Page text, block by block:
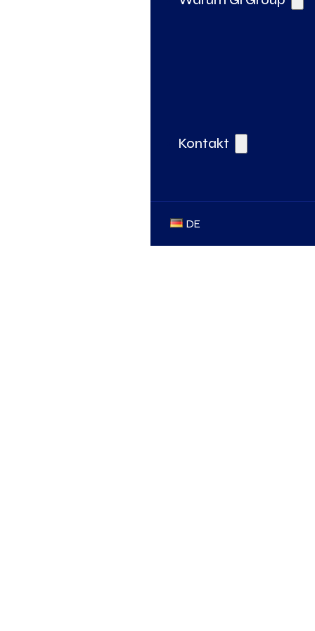
Kontakt
DE